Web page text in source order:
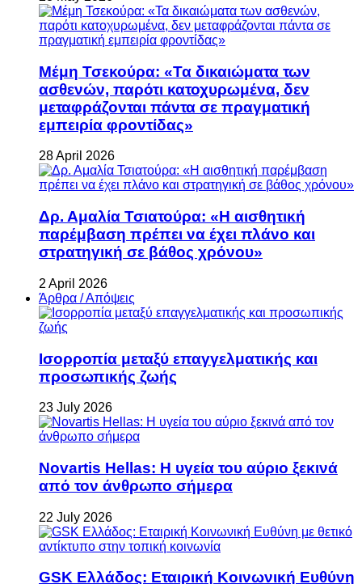
Μέμη Τσεκούρα: «Τα δικαιώματα των
ασθενών, παρότι κατοχυρωμένα, δεν
μεταφράζονται πάντα σε πραγματική
εμπειρία φροντίδας»
28 April 2026
Δρ. Αμαλία Τσιατούρα: «Η αισθητική
παρέμβαση πρέπει να έχει πλάνο και
στρατηγική σε βάθος χρόνου»
2 April 2026
Άρθρα / Απόψεις
Ισορροπία μεταξύ επαγγελματικής και
προσωπικής ζωής
23 July 2026
Novartis Hellas: Η υγεία του αύριο ξεκινά
από τον άνθρωπο σήμερα
22 July 2026
GSK Ελλάδος: Εταιρική Κοινωνική Ευθύνη